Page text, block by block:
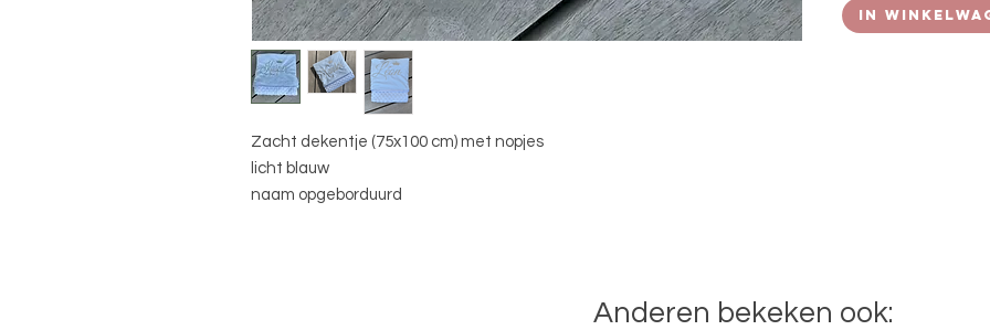
Zacht dekentje (75x100 cm) met nopjes
licht blauw
naam opgeborduurd
In
Anderen bekeken ook: